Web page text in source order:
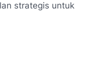
strategis untuk